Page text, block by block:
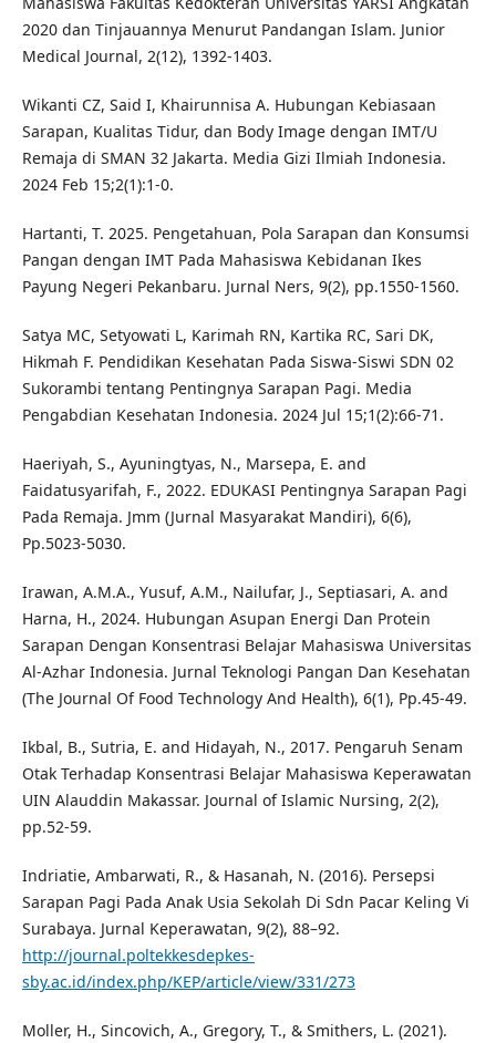
2020 dan Tinjauannya Menurut Pandangan Islam. Junior
Medical Journal, 2(12), 1392-1403.
Wikanti CZ, Said I, Khairunnisa A. Hubungan Kebiasaan
Sarapan, Kualitas Tidur, dan Body Image dengan IMT/U
Remaja di SMAN 32 Jakarta. Media Gizi Ilmiah Indonesia.
2024 Feb 15;2(1):1-0.
Hartanti, T. 2025. Pengetahuan, Pola Sarapan dan Konsumsi
Pangan dengan IMT Pada Mahasiswa Kebidanan Ikes
Payung Negeri Pekanbaru. Jurnal Ners, 9(2), pp.1550-1560.
Satya MC, Setyowati L, Karimah RN, Kartika RC, Sari DK,
Hikmah F. Pendidikan Kesehatan Pada Siswa-Siswi SDN 02
Sukorambi tentang Pentingnya Sarapan Pagi. Media
Pengabdian Kesehatan Indonesia. 2024 Jul 15;1(2):66-71.
Haeriyah, S., Ayuningtyas, N., Marsepa, E. and
Faidatusyarifah, F., 2022. EDUKASI Pentingnya Sarapan Pagi
Pada Remaja. Jmm (Jurnal Masyarakat Mandiri), 6(6),
Pp.5023-5030.
Irawan, A.M.A., Yusuf, A.M., Nailufar, J., Septiasari, A. and
Harna, H., 2024. Hubungan Asupan Energi Dan Protein
Sarapan Dengan Konsentrasi Belajar Mahasiswa Universitas
Al-Azhar Indonesia. Jurnal Teknologi Pangan Dan Kesehatan
(The Journal Of Food Technology And Health), 6(1), Pp.45-49.
Ikbal, B., Sutria, E. and Hidayah, N., 2017. Pengaruh Senam
Otak Terhadap Konsentrasi Belajar Mahasiswa Keperawatan
UIN Alauddin Makassar. Journal of Islamic Nursing, 2(2),
pp.52-59.
Indriatie, Ambarwati, R., & Hasanah, N. (2016). Persepsi
Sarapan Pagi Pada Anak Usia Sekolah Di Sdn Pacar Keling Vi
Surabaya. Jurnal Keperawatan, 9(2), 88–92.
http://journal.poltekkesdepkes-
sby.ac.id/index.php/KEP/article/view/331/273
Moller, H., Sincovich, A., Gregory, T., & Smithers, L. (2021).